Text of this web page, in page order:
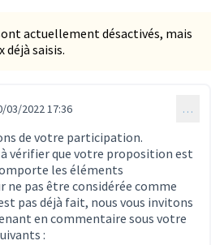
actuellement désactivés, mais
déjà saisis.
03/2022 17:36 …
de votre participation.
vérifier que votre proposition est
les éléments
ne pas être considérée comme
pas déjà fait, nous vous invitons
en commentaire sous votre
: